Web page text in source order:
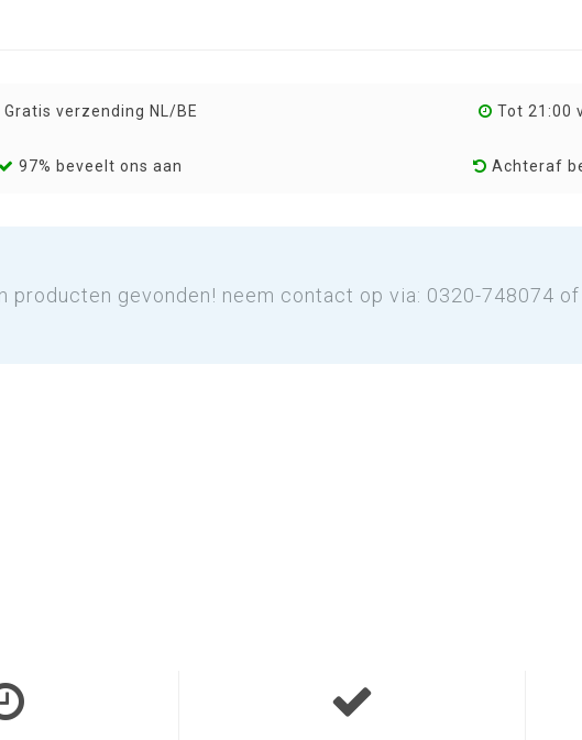
Gratis verzending NL/BE Tot 21:00
97% beveelt ons aan Achteraf
producten gevonden! neem contact op via: 0320-748074 of